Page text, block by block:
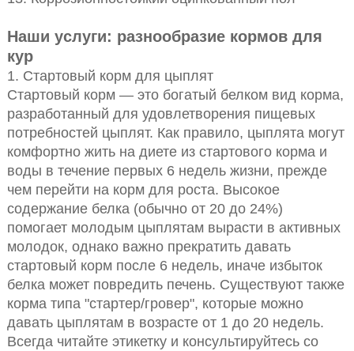
Наши услуги: разнообразие кормов для
кур
1. Стартовый корм для цыплят
Стартовый корм — это богатый белком вид корма,
разработанный для удовлетворения пищевых
потребностей цыплят. Как правило, цыплята могут
комфортно жить на диете из стартового корма и
воды в течение первых 6 недель жизни, прежде
чем перейти на корм для роста. Высокое
содержание белка (обычно от 20 до 24%)
помогает молодым цыплятам вырасти в активных
молодок, однако важно прекратить давать
стартовый корм после 6 недель, иначе избыток
белка может повредить печень. Существуют также
корма типа "стартер/гровер", которые можно
давать цыплятам в возрасте от 1 до 20 недель.
Всегда читайте этикетку и консультируйтесь со